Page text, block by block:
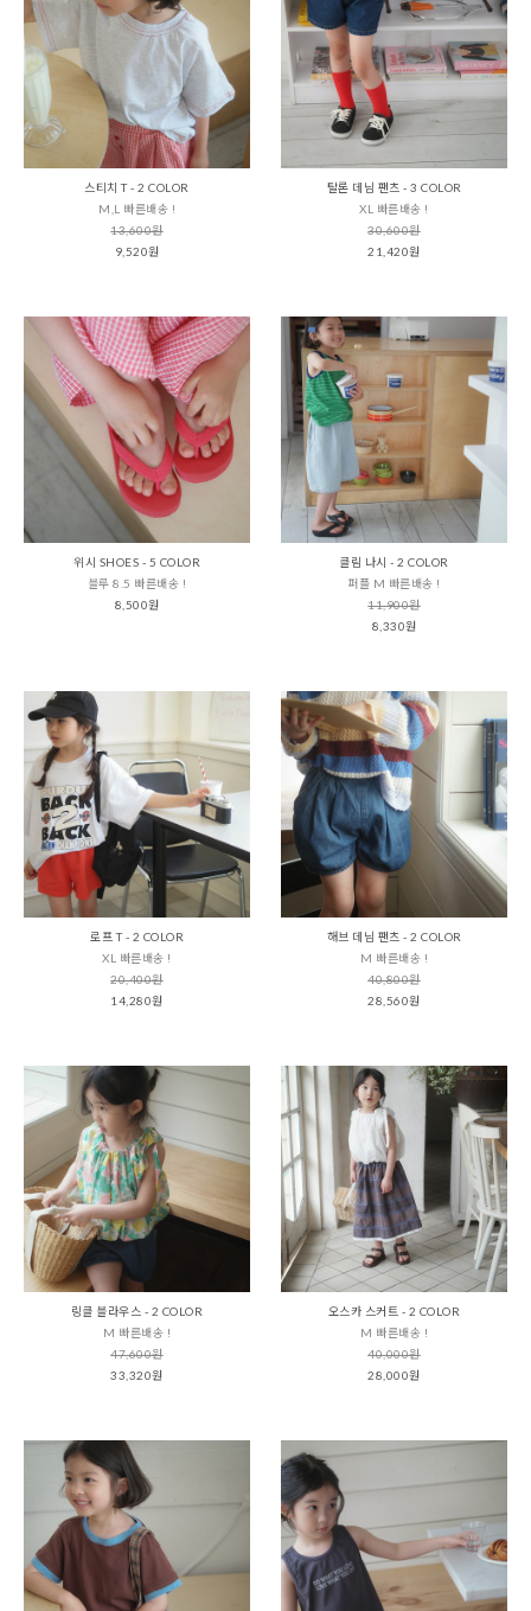
스티치 T - 2 COLOR
M,L 빠른배송 !
13,600원
9,520원
탈론 데님 팬츠 - 3 COLOR
XL 빠른배송 !
30,600원
21,420원
위시 SHOES - 5 COLOR
블루 8.5 빠른배송 !
8,500원
클림 나시 - 2 COLOR
퍼플 M 빠른배송 !
11,900원
8,330원
로프 T - 2 COLOR
XL 빠른배송 !
20,400원
14,280원
해브 데님 팬츠 - 2 COLOR
M 빠른배송 !
40,800원
28,560원
링클 블라우스 - 2 COLOR
M 빠른배송 !
47,600원
33,320원
오스카 스커트 - 2 COLOR
M 빠른배송 !
40,000원
28,000원